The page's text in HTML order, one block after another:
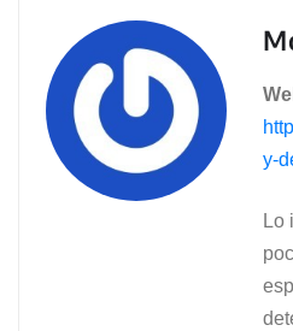
y-
Lo